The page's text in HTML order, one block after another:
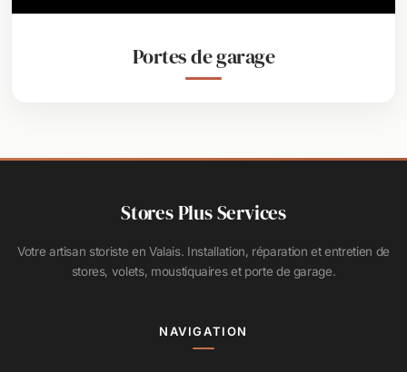
Portes de garage
Stores Plus Services
Votre artisan storiste en Valais. Installation, réparation et entretien de
stores, volets, moustiquaires et porte de garage.
NAVIGATION